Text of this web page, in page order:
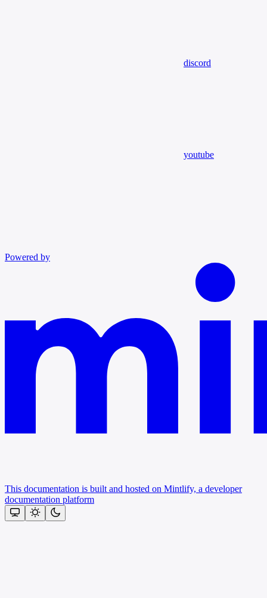
discord
youtube
Powered by
This documentation is built and hosted on Mintlify, a developer
documentation platform